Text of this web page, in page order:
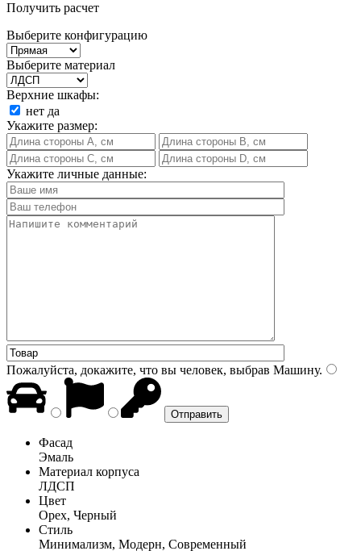
Получить расчет
Выберите конфигурацию
Выберите материал
Верхние шкафы:
нет да
Укажите размер:
Укажите личные данные:
Пожалуйста, докажите, что вы человек, выбрав Машину.
Фасад
Эмаль
Материал корпуса
ЛДСП
Цвет
Орех, Черный
Стиль
Минимализм, Модерн, Современный